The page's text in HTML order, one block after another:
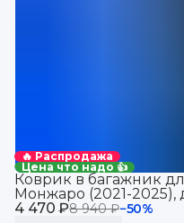
🔥 Распродажа
Цена что надо 👍
4 470 ₽8 940 ₽−50%
Коврик в багажник
Монжаро (2021-2025),
Monjaro, EVA 3D